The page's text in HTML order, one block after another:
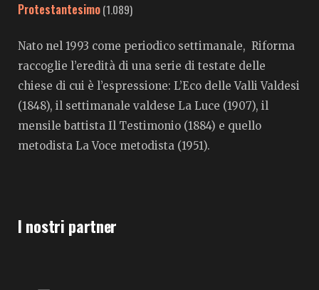
Protestantesimo(1.089)
Nato nel 1993 come periodico settimanale, Riforma
raccoglie l’eredità di una serie di testate delle
chiese di cui è l’espressione: L’Eco delle Valli Valdesi
(1848), il settimanale valdese La Luce (1907), il
mensile battista Il Testimonio (1884) e quello
metodista La Voce metodista (1951).
I nostri partner